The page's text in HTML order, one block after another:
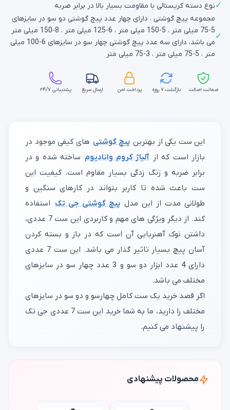
✓نوع دسته کریستالی با مقاومت بسیار بالا در برابر ضربه
✓
مجموعه پیچ گوشتی ، دارای چهار عدد پیچ گوشتی دو سو در سایزهای
5-75 میلی متر ، 5-150 میلی متر ، 6-125 میلی متر ، 8-150 میلی متر
می باشد، دارای سه عدد پیچ گوشتی چهار سو در سایزهای 6-100 میلی
متر ، 5-75 میلی متر ، 3-75 میلی متر
ضمانت اصالت بازگشت ۷ روزه پرداخت امن ارسال سریع پشتیبانی ۲۴/۷
این ست یکی از بهترین پیچ گوشتی های کیفی موجود در
بازار است که از آلیاژ کروم وانادیوم ساخته شده و در
برابر ضربه و زنگ زدگی بسیار مقاوم است. کیفیت این
ست باعث شده تا کاربر بتواند در کارهای سنگین و
طولانی مدت از این مدل پیچ گوشتی جی تک استفاده
کند. از دیگر ویژگی های مهم و کاربردی این ست 7 عددی،
داشتن نوک آهنربایی آن است که در باز و بسته کردن
آسان پیچ بسیار تاثیر گذار می باشد. این ست 7 عددی
دارای 4 عدد ابزار دو سو و 3 عدد چهار سو در سایزهای
مختلف می باشد.
اگر قصد خرید یک ست کامل چهارسو و دو سو در سایزهای
مختلف را دارید، ما به شما خرید این ست 7 عددی جی تک
را پیشنهاد می کنیم.
محصولات پیشنهادی